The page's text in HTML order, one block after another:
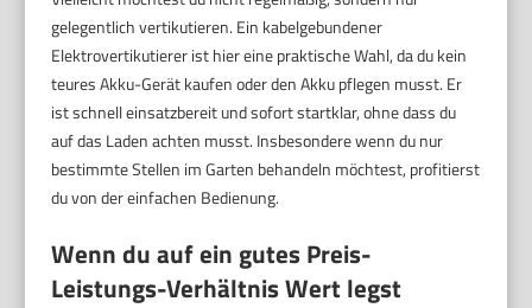
gelegentlich vertikutieren. Ein kabelgebundener
Elektrovertikutierer ist hier eine praktische Wahl, da du kein
teures Akku-Gerät kaufen oder den Akku pflegen musst. Er
ist schnell einsatzbereit und sofort startklar, ohne dass du
auf das Laden achten musst. Insbesondere wenn du nur
bestimmte Stellen im Garten behandeln möchtest, profitierst
du von der einfachen Bedienung.
Wenn du auf ein gutes Preis-
Leistungs-Verhältnis Wert legst